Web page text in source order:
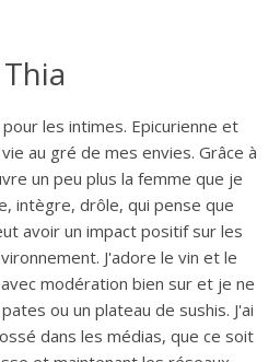
Thia
les intimes. Epicurienne et
au gré de mes envies. Grâce à
un peu plus la femme que je
intègre, drôle, qui pense que
avoir un impact positif sur les
J'adore le vin et le
modération bien sur et je ne
ou un plateau de sushis. J'ai
dans les médias, que ce soit